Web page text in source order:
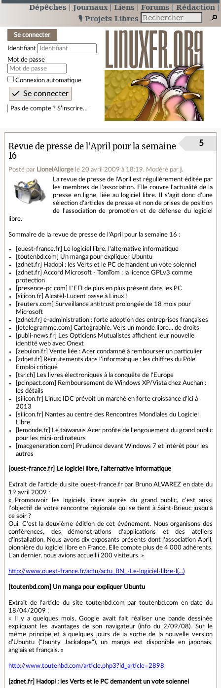
Dépêches Journaux Liens Forums
Rédaction
🎙️ Projets Libres
Se connecter
Identifiant
Mot de passe
Connexion automatique
Pas de compte ? S’inscrire…
Revue de presse de l'April pour la semaine
16
Posté par LionelAllorge le 20 avril 2009 à 18:19. Modéré par j.
5
La revue de presse de l'April est régulièrement éditée par
les membres de l'association. Elle couvre l'actualité de la
presse en ligne, liée au logiciel libre. Il s'agit donc d'une
sélection d'articles de presse et non de prises de position
de l'association de promotion et de défense du logiciel
libre.
Sommaire de la revue de presse de l'April pour la semaine 16 :
[ouest-france.fr] Le logiciel libre, l'alternative informatique
[toutenbd.com] Un manga pour expliquer Ubuntu
[zdnet.fr] Hadopi : les Verts et le PC demandent un vote solennel
[zdnet.fr] Accord Microsoft - TomTom : la licence GPLv3 comme
protection
[presence-pc.com] L'EFI de plus en plus présent dans les PC
[silicon.fr] Alcatel-Lucent passe à Linux !
[reuters.com] Surveillance antitrust prolongée de 18 mois pour
Microsoft
[zdnet.fr] e-administration : forte adoption des entreprises françaises
[letelegramme.com] Cartographie. Vers un monde libre... de droits
[publi-news.fr] Les Opticiens Mutualistes affichent leur nouvelle
identité web avec Onext
[zebulon.fr] Vente liée : Acer condamné à rembourser un particulier
[zdnet.fr] Recrutements dans l'informatique : les chiffres du Pôle
Emploi critiqué
[tsr.ch] Les livres électroniques à la conquête de l'Europe
[pcinpact.com] Remboursement de Windows XP/Vista chez Auchan :
les détails
[silicon.fr] Linux: IDC prévoit un marché en forte croissance d'ici à
2013
[silicon.fr] Nantes au centre des Rencontres Mondiales du Logiciel
Libre
[lemonde.fr] Le taïwanais Acer profite de l'engouement du grand public
pour les mini-ordinateurs
[macgeneration.com] Prudence devant Windows 7 et intérêt pour les
autres
[ouest-france.fr] Le logiciel libre, l'alternative informatique
Extrait de l'article du site ouest-france.fr par Bruno ALVAREZ en date du
19 avril 2009 :
« Promouvoir les logiciels libres auprès du grand public, c'est aussi
l'objectif de votre rencontre régionale qui se tient à Saint-Brieuc jusqu'à
ce soir ?
Oui. C'est la deuxième édition de cet événement. Nous organisons des
conférences, des démonstrations d'applications et des ateliers
d'installation. Nous avons dix exposants présents dont l'association April,
pionnière du logiciel libre en France. Elle compte plus de 4 000 adhérents.
L'an dernier, nous avions accueilli 200 visiteurs. »
http://www.ouest-france.fr/actu/actu_BN_-Le-logiciel-libre-l(...)
[toutenbd.com] Un manga pour expliquer Ubuntu
Extrait de l'article du site toutenbd.com par toutenbd.com en date du
18/04/2009 :
« Il y a quelques mois, Google avait fait réaliser une bande dessinée
expliquant les avantages de son navigateur (info du 2/09/08). Sur le
même principe et à quelques jours de la sortie de la nouvelle version
d’Ubuntu ("Jaunty Jackalope"), un manga est disponible en japonais,
anglais et français. »
http://www.toutenbd.com/article.php3?id_article=2898
[zdnet.fr] Hadopi : les Verts et le PC demandent un vote solennel